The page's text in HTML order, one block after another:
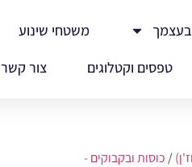
משטחי שינוע
טפסים וקטלוגים צור קשר
/ כוסות ובקבוקים -